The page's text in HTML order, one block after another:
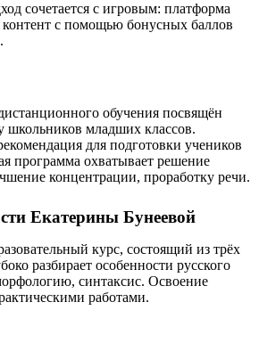
сочетается с игровым: платформа
контент с помощью бонусных баллов
обучения посвящён
младших классов.
для подготовки учеников
программа охватывает решение
концентрации, проработку речи.
Екатерины Бунеевой
курс, состоящий из трёх
разбирает особенности русского
синтаксис. Освоение
работами.